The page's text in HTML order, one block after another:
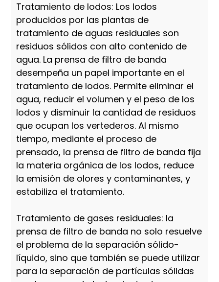
Tratamiento de lodos: Los lodos
producidos por las plantas de
tratamiento de aguas residuales son
residuos sólidos con alto contenido de
agua. La prensa de filtro de banda
desempeña un papel importante en el
tratamiento de lodos. Permite eliminar el
agua, reducir el volumen y el peso de los
lodos y disminuir la cantidad de residuos
que ocupan los vertederos. Al mismo
tiempo, mediante el proceso de
prensado, la prensa de filtro de banda fija
la materia orgánica de los lodos, reduce
la emisión de olores y contaminantes, y
estabiliza el tratamiento.
Tratamiento de gases residuales: la
prensa de filtro de banda no solo resuelve
el problema de la separación sólido-
líquido, sino que también se puede utilizar
para la separación de partículas sólidas